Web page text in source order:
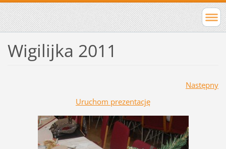
Wigilijka 2011
Następny
Uruchom prezentację